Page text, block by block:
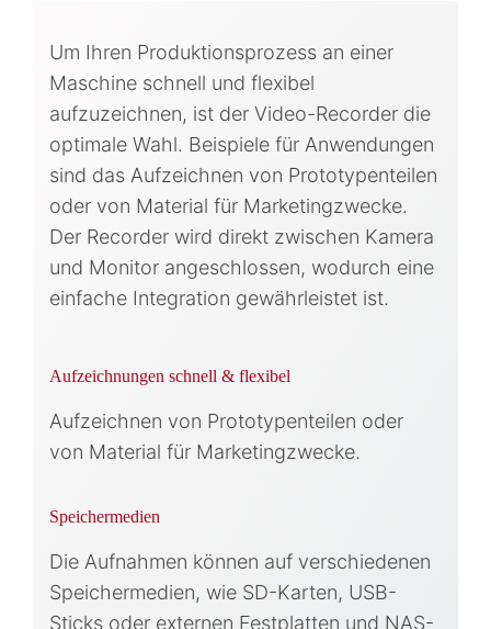
Um Ihren Produktionsprozess an einer
Maschine schnell und flexibel
aufzuzeichnen, ist der Video-Recorder die
optimale Wahl. Beispiele für Anwendungen
sind das Aufzeichnen von Prototypenteilen
oder von Material für Marketingzwecke.
Der Recorder wird direkt zwischen Kamera
und Monitor angeschlossen, wodurch eine
einfache Integration gewährleistet ist.
Aufzeichnungen schnell & flexibel
Aufzeichnen von Prototypenteilen oder
von Material für Marketingzwecke.
Speichermedien
Die Aufnahmen können auf verschiedenen
Speichermedien, wie SD-Karten, USB-
Sticks oder externen Festplatten und NAS-